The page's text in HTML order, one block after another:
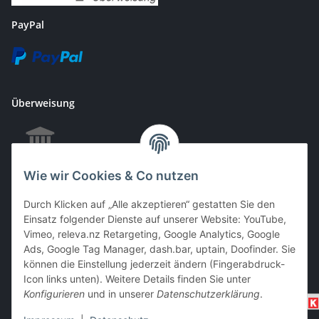
Wie wir Cookies & Co nutzen
Durch Klicken auf „Alle akzeptieren“ gestatten Sie den
Einsatz folgender Dienste auf unserer Website: YouTube,
Vimeo, releva.nz Retargeting, Google Analytics, Google
Ads, Google Tag Manager, dash.bar, uptain, Doofinder. Sie
können die Einstellung jederzeit ändern (Fingerabdruck-
Icon links unten). Weitere Details finden Sie unter
Konfigurieren und in unserer Datenschutzerklärung.
PayPal
Überweisung
EC & Kreditkartenzahlung bei Abholung
Barzahlung bei Abholung